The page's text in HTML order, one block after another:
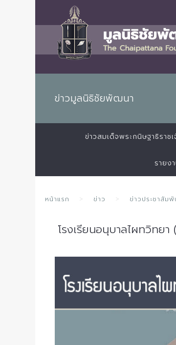
ข่าวมูลนิธิชัยพัฒนา
ข่าวสมเด็จพระกนิษฐาธิรา
รายง
หน้าแรก ข่าว ข่าวประชาสัม
โรงเรียนอนุบาลไผทวิทย